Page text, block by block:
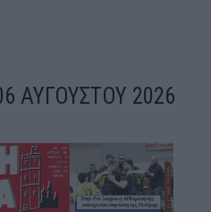
ΑΥΓΟΥΣΤΟΥ 2026